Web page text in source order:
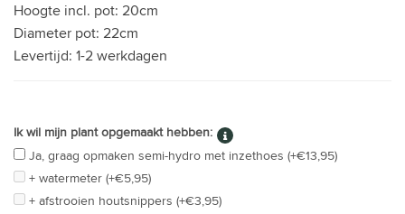
Hoogte incl. pot: 20cm
Diameter pot: 22cm
Levertijd: 1-2 werkdagen
Ik wil mijn plant opgemaakt hebben:
Ja, graag opmaken semi-hydro met inzethoes (+€13,95)
+ watermeter (+€5,95)
+ afstrooien houtsnippers (+€3,95)